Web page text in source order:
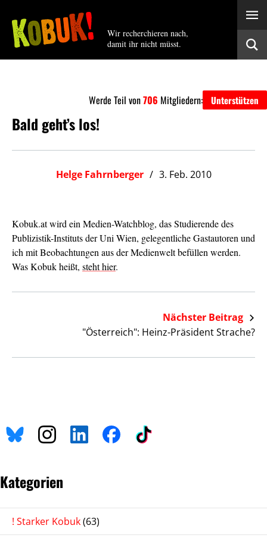
Wir recherchieren nach,
damit ihr nicht müsst.
Werde Teil von706 Mitgliedern: Unterstützen
Bald geht’s los!
Helge Fahrnberger 3. Feb. 2010
Kobuk.at wird ein Medien-Watchblog, das Studierende des
Publizistik-Instituts der Uni Wien, gelegentliche Gastautoren und
ich mit Beobachtungen aus der Medienwelt befüllen werden.
Was Kobuk heißt, steht hier.
Nächster Beitrag
"Österreich": Heinz-Präsident Strache?
Kategorien
! Starker Kobuk(63)